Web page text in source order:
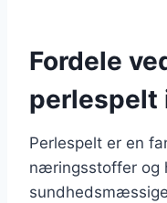
Fordele
perlespelt
Perlespelt er en
næringsstoffer og